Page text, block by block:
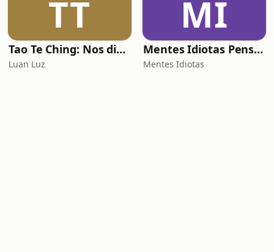
TT
Tao Te Ching: Nos dias de hoje
Luan Luz
MI
Mentes Idiotas Pensam Igual
Mentes Idiotas